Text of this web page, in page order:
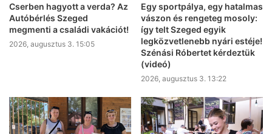
Cserben hagyott a verda? Az
Autóbérlés Szeged
megmenti a családi vakációt!
2026, augusztus 3. 15:05
Egy sportpálya, egy hatalmas
vászon és rengeteg mosoly:
így telt Szeged egyik
legközvetlenebb nyári estéje!
Szénási Róbertet kérdeztük
(videó)
2026, augusztus 3. 13:22